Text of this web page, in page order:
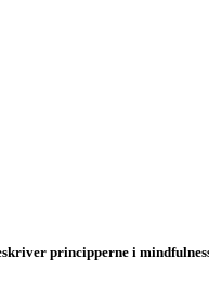
principperne i